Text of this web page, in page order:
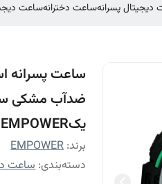
پسرانهساعت دخترانهساعت
ساعت پسرانه
ضدآب مشکی
یکEMPOWER
برند:EMPOWER
دسته‌بندی:ساعت